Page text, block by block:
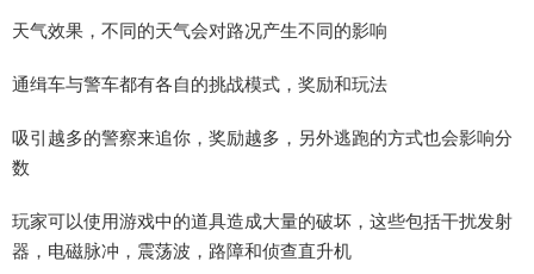
天气效果，不同的天气会对路况产生不同的影响
通缉车与警车都有各自的挑战模式，奖励和玩法
吸引越多的警察来追你，奖励越多，另外逃跑的方式也会影响分
数
玩家可以使用游戏中的道具造成大量的破坏，这些包括干扰发射
器，电磁脉冲，震荡波，路障和侦查直升机